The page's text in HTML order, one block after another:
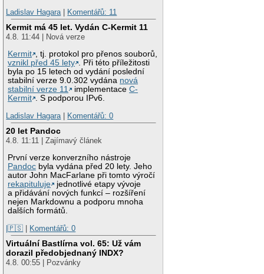
Ladislav Hagara | Komentářů: 11
Kermit má 45 let. Vydán C-Kermit 11
4.8. 11:44 | Nová verze
Kermit , tj. protokol pro přenos souborů,
vznikl před 45 lety . Při této příležitosti
byla po 15 letech od vydání poslední
stabilní verze 9.0.302 vydána nová
stabilní verze 11
implementaceC-
Kermit . S podporou IPv6.
Ladislav Hagara | Komentářů: 0
20 let Pandoc
4.8. 11:11 | Zajímavý článek
První verze konverzního nástroje
Pandoc byla vydána před 20 lety. Jeho
autor John MacFarlane při tomto výročí
rekapituluje
jednotlivé etapy vývoje
a přidávání nových funkcí – rozšíření
nejen Markdownu a podporu mnoha
dalších formátů.
|🇵🇸 | Komentářů: 0
Virtuální Bastlírna vol. 65: Už vám
dorazil předobjednaný INDX?
4.8. 00:55 | Pozvánky